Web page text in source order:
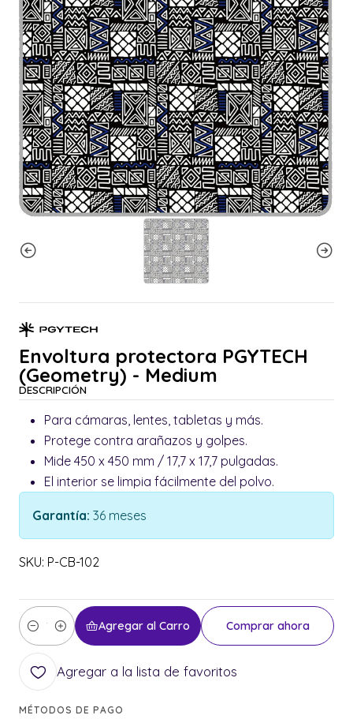
Envoltura protectora PGYTECH
(Geometry) - Medium
DESCRIPCIÓN
Para cámaras, lentes, tabletas y más.
Protege contra arañazos y golpes.
Mide 450 x 450 mm / 17,7 x 17,7 pulgadas.
El interior se limpia fácilmente del polvo.
Garantía: 36 meses
SKU: P-CB-102
Cantidad
Agregar al Carro Comprar ahora
Agregar a la lista de favoritos
MÉTODOS DE PAGO